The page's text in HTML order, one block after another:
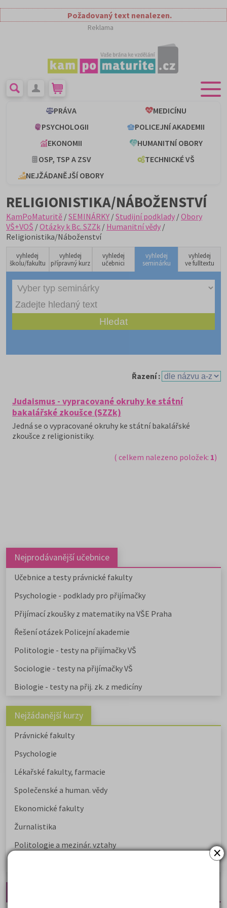
Požadovaný text nenalezen.
×
Reklama
PRÁVA
MEDICÍNU
PSYCHOLOGII
POLICEJNÍ AKADEMII
EKONOMII
HUMANITNÍ OBORY
OSP, TSP A ZSV
TECHNICKÉ VŠ
NEJŽÁDANĚJŠÍ OBORY
RELIGIONISTIKA/NÁBOŽENSTVÍ
KamPoMaturitě /SEMINÁRKY /Studijní podklady /Obory
VŠ+VOŠ /Otázky k Bc. SZZk / Humanitní vědy /
Religionistika/Náboženství
vyhledej
školu/fakultu
vyhledej
přípravný kurz
vyhledej
učebnici
vyhledej
seminárku
vyhledej
ve fulltextu
Řazení :
Judaismus - vypracované okruhy ke státní
bakalářské zkoušce (SZZk)
Jedná se o vypracované okruhy ke státní bakalářské
zkoušce z religionistiky.
( celkem nalezeno položek: 1)
Nejprodávanější učebnice
Učebnice a testy právnické fakulty
Psychologie - podklady pro přijímačky
Přijímací zkoušky z matematiky na VŠE Praha
Řešení otázek Policejní akademie
Politologie - testy na přijímačky VŠ
Sociologie - testy na přijímačky VŠ
Biologie - testy na přij. zk. z medicíny
Nejžádanější kurzy
Právnické fakulty
Psychologie
Lékařské fakulty, farmacie
Společenské a human. vědy
Ekonomické fakulty
Žurnalistika
Politologie a mezinár. vztahy